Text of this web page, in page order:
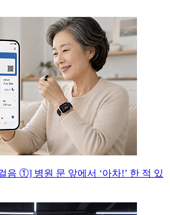
음 ①] 병원 문 앞에서 ‘아차!’ 한 적 있